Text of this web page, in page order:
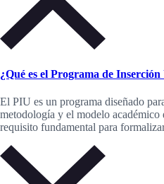
¿Qué es el Programa de
El PIU es un programa diseñado
metodología y el modelo
requisito fundamental para